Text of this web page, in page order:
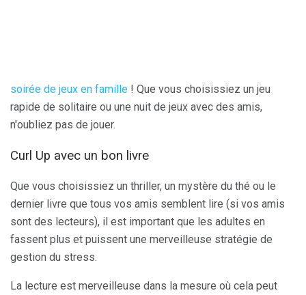
soirée de jeux en famille ! Que vous choisissiez un jeu
rapide de solitaire ou une nuit de jeux avec des amis,
n'oubliez pas de jouer.
Curl Up avec un bon livre
Que vous choisissiez un thriller, un mystère du thé ou le
dernier livre que tous vos amis semblent lire (si vos amis
sont des lecteurs), il est important que les adultes en
fassent plus et puissent une merveilleuse stratégie de
gestion du stress.
La lecture est merveilleuse dans la mesure où cela peut